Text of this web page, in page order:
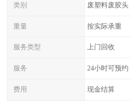
类别 废塑料废胶头
重量 按实际承重
服务类型 上门回收
服务 24小时可预约
费用 现金结算